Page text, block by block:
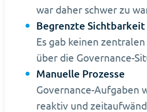
war daher schwer zu
Begrenzte Sichtbarkeit
Es gab keinen
über die Governance-
Manuelle Prozesse
Governance-Aufgaben
reaktiv und